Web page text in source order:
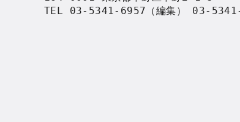
TEL 03-5341-6957（編集） 03-